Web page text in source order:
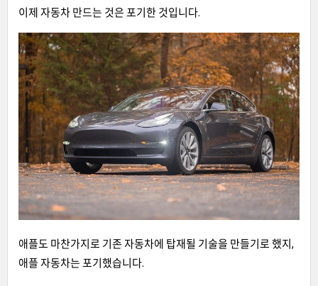
이제 자동차 만드는 것은 포기한 것입니다.
애플도 마찬가지로 기존 자동차에 탑재될 기술을 만들기로 했지,
애플 자동차는 포기했습니다.